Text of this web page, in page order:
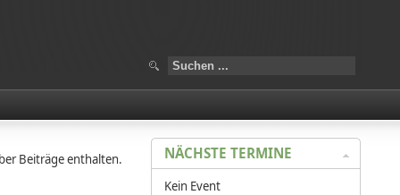
Beiträge enthalten. NÄCHSTE TERMINE
Kein Event